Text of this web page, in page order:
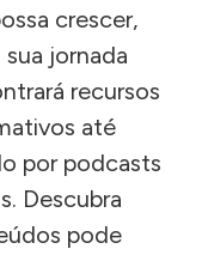
crescer,
jornada
recursos
até
por podcasts
Descubra
pode